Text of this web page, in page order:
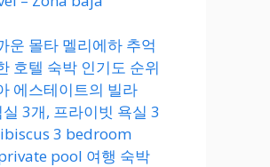
운 몰타 멜리에하 추억
호텔 숙박 인기도 순위
에스테이트의 빌라
3개, 프라이빗 욕실 3
3 bedroom
pool 여행 숙박